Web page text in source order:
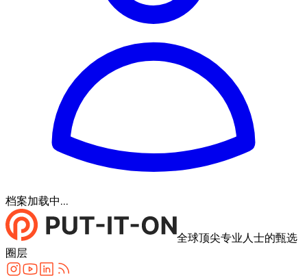
档案加载中...
全球顶尖专业人士的甄选
圈层